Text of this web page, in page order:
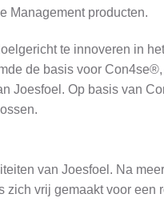
Management producten.
te innoveren in
de basis voor
Joesfoel. Op basis van
van Joesfoel. Na
vrij gemaakt voor